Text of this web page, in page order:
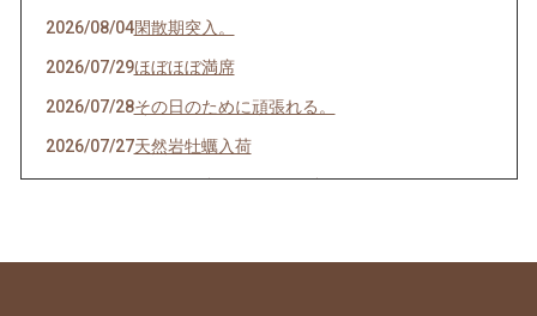
2026/08/04閑散期突入。
2026/07/29ほぼほぼ満席
2026/07/28その日のために頑張れる。
2026/07/27天然岩牡蠣入荷
2026/07/23うなぎを食べてエネルギーチャージ！
2026/07/19サッカーワールドカップ 決勝戦 観戦会 開